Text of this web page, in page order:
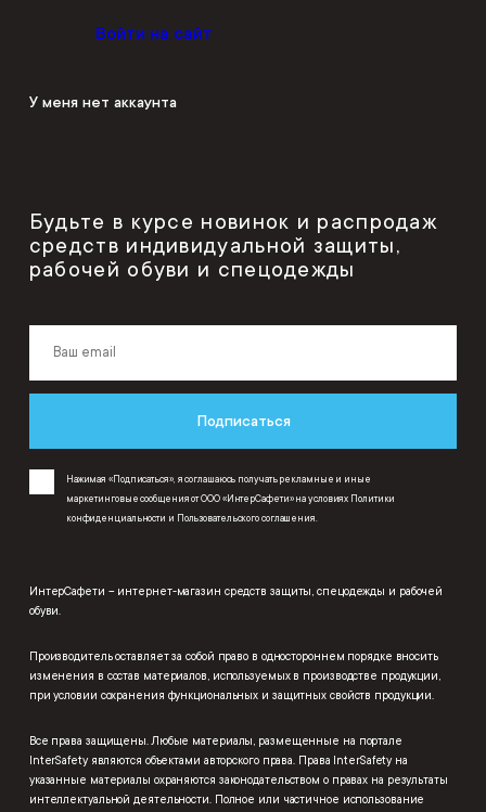
Войти на сайт
У меня нет аккаунта
Будьте в курсе новинок и распродаж
средств индивидуальной защиты,
рабочей обуви и спецодежды
Подписаться
Нажимая «Подписаться», я соглашаюсь получать рекламные и иные
маркетинговые сообщения от ООО «ИнтерСафети» на условиях Политики
конфиденциальности и Пользовательского соглашения.
ИнтерСафети – интернет-магазин средств защиты, спецодежды и рабочей
обуви.
Производитель оставляет за собой право в одностороннем порядке вносить
изменения в состав материалов, используемых в производстве продукции,
при условии сохранения функциональных и защитных свойств продукции.
Все права защищены. Любые материалы, размещенные на портале
InterSafety являются объектами авторского права. Права InterSafety на
указанные материалы охраняются законодательством о правах на результаты
интеллектуальной деятельности. Полное или частичное использование